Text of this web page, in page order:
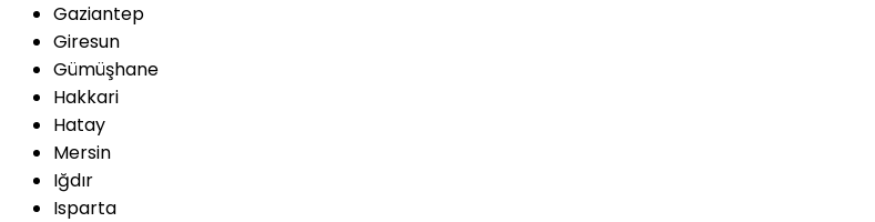
Gaziantep
Giresun
Gümüşhane
Hakkari
Hatay
Mersin
Iğdır
Isparta